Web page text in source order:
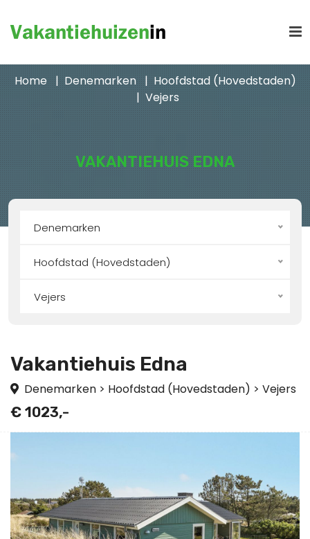
VAKANTIEHUIS EDNA
Home Denemarken
Hoofdstad (Hovedstaden)
Vejers
Denemarken
Hoofdstad (Hovedstaden)
Vejers
Vakantiehuis Edna
Denemarken > Hoofdstad (Hovedstaden) > Vejers
€ 1023,-